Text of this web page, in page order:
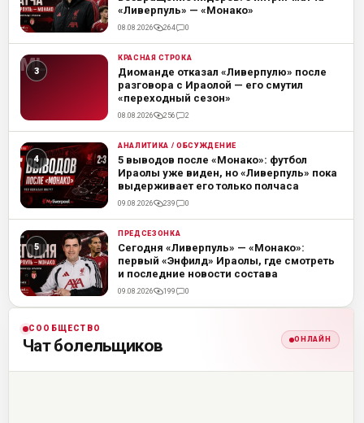
«Ливерпуль» — «Монако»
08.08.2026 264 0
ML КРАСНАЯ СТРОКА
Диоманде отказал «Ливерпулю» после
разговора с Ираолой — его смутил
«переходный сезон»
08.08.2026 256 2
ML АНАЛИТИКА / ОБСУЖДЕНИЕ
5 выводов после «Монако»: футбол
Ираолы уже виден, но «Ливерпуль» пока
выдерживает его только полчаса
09.08.2026 239 0
ML ПРЕДСЕЗОНКА
Сегодня «Ливерпуль» — «Монако»:
первый «Энфилд» Ираолы, где смотреть
и последние новости состава
09.08.2026 199 0
СООБЩЕСТВО
Чат болельщиков ОНЛАЙН